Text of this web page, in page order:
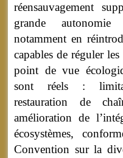
réensauvagement
grande
notamment en
capables de réguler
point de vue
sont réels :
restauration de
amélioration de
écosystèmes,
Convention sur la